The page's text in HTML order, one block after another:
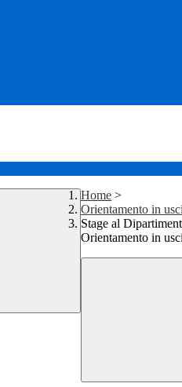
Home >
Orientamento in
Stage al
Orientamento in